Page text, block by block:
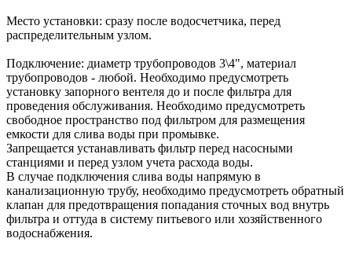
Место установки: сразу после водосчетчика, перед
распределительным узлом.
Подключение: диаметр трубопроводов 3\4", материал
трубопроводов - любой. Необходимо предусмотреть
установку запорного вентеля до и после фильтра для
проведения обслуживания. Необходимо предусмотреть
свободное пространство под фильтром для размещения
емкости для слива воды при промывке.
Запрещается устанавливать фильтр перед насосными
станциями и перед узлом учета расхода воды.
В случае подключения слива воды напрямую в
канализационную трубу, необходимо предусмотреть обратный
клапан для предотвращения попадания сточных вод внутрь
фильтра и оттуда в систему питьевого или хозяйственного
водоснабжения.